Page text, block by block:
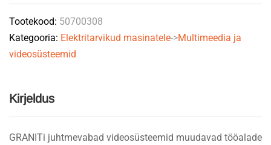
12/24V
GRANIT
quantity
Tootekood: 50700308
Kategooria: Elektritarvikud masinatele->Multimeedia ja
videosüsteemid
Kirjeldus
GRANITi juhtmevabad videosüsteemid muudavad tööalade